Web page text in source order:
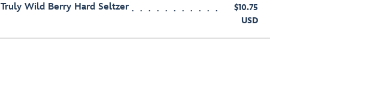
Truly Wild Berry Hard Seltzer
$10.75
USD